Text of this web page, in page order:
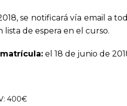
se notificará vía email a
lista de espera en el curso.
el 18 de junio de
400€